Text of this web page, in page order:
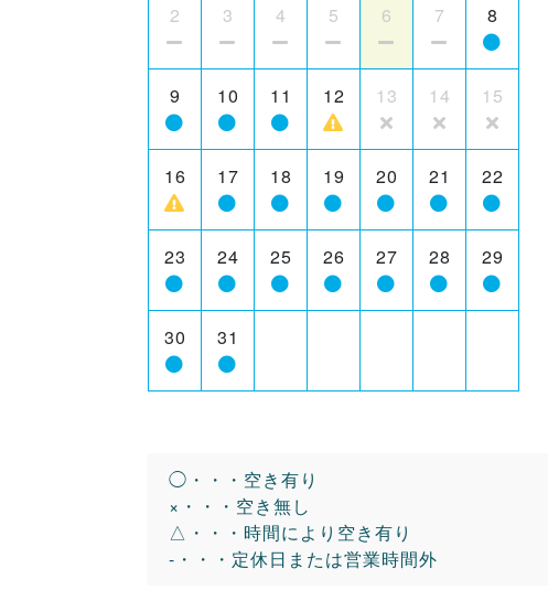
2 3 4 5 6 7 8
9 10 11 12 13 14 15
16 17 18 19 20 21 22
23 24 25 26 27 28 29
30 31
◯・・・空き有り
×・・・空き無し
△・・・時間により空き有り
-・・・定休日または営業時間外